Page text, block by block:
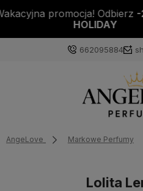
DO KAŻDEJ PACZKI
662095884
AngeLove Markowe Perfumy
Lolita